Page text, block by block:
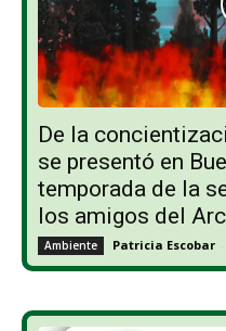
De la
se presentó en
temporada de la
los amigos del
Ambiente Patricia Escobar -